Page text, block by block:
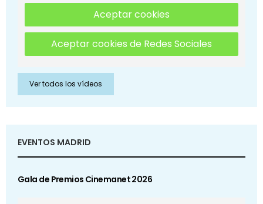
Aceptar cookies
Aceptar cookies de Redes Sociales
Ver todos los vídeos
EVENTOS MADRID
Gala de Premios Cinemanet 2026